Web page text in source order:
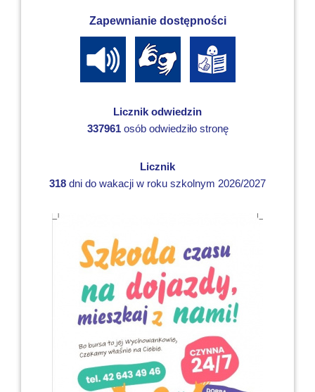
Zapewnianie dostępności
Licznik odwiedzin
337961osób odwiedziło stronę
Licznik
318 dni do wakacji w roku szkolnym 2026/2027